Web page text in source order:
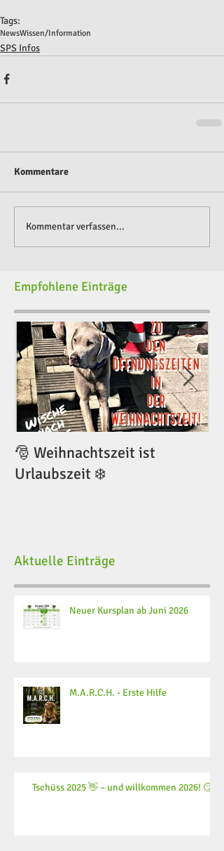
Tags:
NewsWissen/Information
SPS Infos
Kommentare
Kommentar verfassen...
Empfohlene Einträge
🎅 Weihnachtszeit ist
Urlaubszeit ❄️
Aktuelle Einträge
Neuer Kursplan ab Juni 2026
M.A.R.C.H. - Erste Hilfe
Tschüss 2025 👋 – und willkommen 2026! 😏